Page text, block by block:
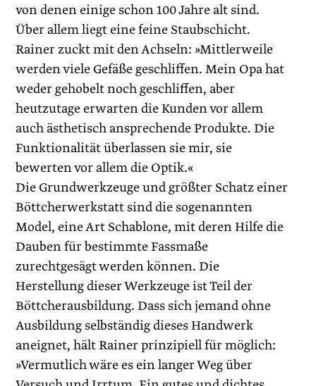
von denen einige schon 100 Jahre alt sind.
Über allem liegt eine feine Staubschicht.
Rainer zuckt mit den Achseln: »Mittlerweile
werden viele Gefäße geschliffen. Mein Opa hat
weder gehobelt noch geschliffen, aber
heutzutage erwarten die Kunden vor allem
auch ästhetisch ansprechende Produkte. Die
Funktionalität überlassen sie mir, sie
bewerten vor allem die Optik.«
Die Grundwerkzeuge und größter Schatz einer
Böttcherwerkstatt sind die sogenannten
Model, eine Art Schablone, mit deren Hilfe die
Dauben für bestimmte Fassmaße
zurechtgesägt werden können. Die
Herstellung dieser Werkzeuge ist Teil der
Böttcherausbildung. Dass sich jemand ohne
Ausbildung selbständig dieses Handwerk
aneignet, hält Rainer prinzipiell für möglich:
»Vermutlich wäre es ein langer Weg über